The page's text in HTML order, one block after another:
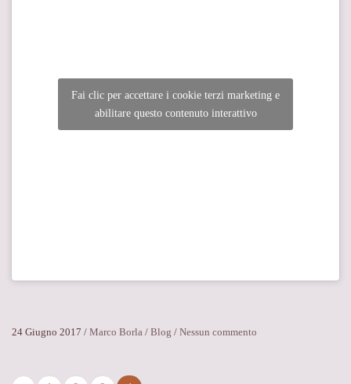
Fai clic per accettare i cookie terzi marketing e
abilitare questo contenuto interattivo
24 Giugno 2017 / Marco Borla / Blog / Nessun commento